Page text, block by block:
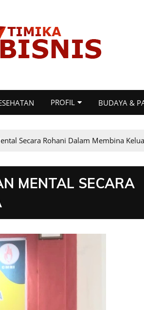
PROFIL BUDAYA &
Secara Rohani Dalam Membina
MENTAL SECARA